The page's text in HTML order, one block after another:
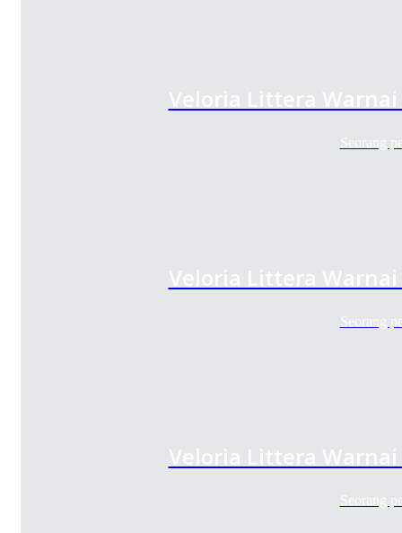
Veloria Littera Warnai
Seorang
Veloria Littera Warnai
Seorang
Veloria Littera Warnai
Seorang